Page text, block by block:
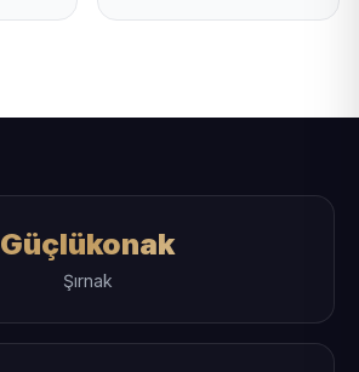
Güçlükonak
Şırnak